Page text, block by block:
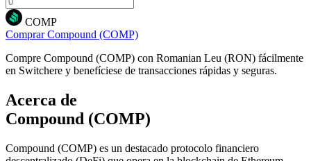
COMP
Comprar Compound (COMP)
Compre Compound (COMP) con Romanian Leu (RON) fácilmente
en Switchere y benefíciese de transacciones rápidas y seguras.
Acerca de
Compound (COMP)
Compound (COMP) es un destacado protocolo financiero